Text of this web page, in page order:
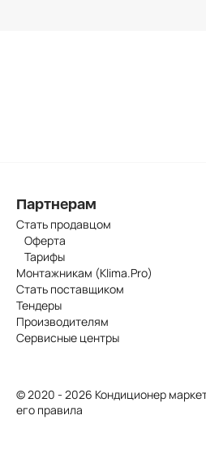
Партнерам
Стать продавцом
Оферта
Тарифы
Монтажникам (Klima.Pro)
Стать поставщиком
Тендеры
Производителям
Сервисные центры
© 2020 - 2026 Кондиционер
его правила